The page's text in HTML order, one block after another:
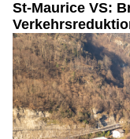
St-Maurice VS: